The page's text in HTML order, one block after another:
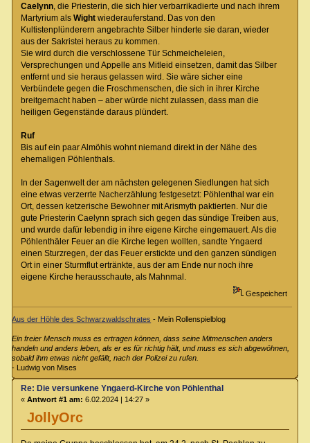
Caelynn, die Priesterin, die sich hier verbarrikadierte und nach ihrem
Martyrium als Wightwiederauferstand. Das von den
Kultistenplünderern angebrachte Silber hinderte sie daran, wieder
aus der Sakristei heraus zu kommen.
Sie wird durch die verschlossene Tür Schmeicheleien,
Versprechungen und Appelle ans Mitleid einsetzen, damit das Silber
entfernt und sie heraus gelassen wird. Sie wäre sicher eine
Verbündete gegen die Froschmenschen, die sich in ihrer Kirche
breitgemacht haben – aber würde nicht zulassen, dass man die
heiligen Gegenstände daraus plündert.
Ruf
Bis auf ein paar Almöhis wohnt niemand direkt in der Nähe des
ehemaligen Pöhlenthals.
In der Sagenwelt der am nächsten gelegenen Siedlungen hat sich
eine etwas verzerrte Nacherzählung festgesetzt: Pöhlenthal war ein
Ort, dessen ketzerische Bewohner mit Arismyth paktierten. Nur die
gute Priesterin Caelynn sprach sich gegen das sündige Treiben aus,
und wurde dafür lebendig in ihre eigene Kirche eingemauert. Als die
Pöhlenthäler Feuer an die Kirche legen wollten, sandte Yngaerd
einen Sturzregen, der das Feuer erstickte und den ganzen sündigen
Ort in einer Sturmflut ertränkte, aus der am Ende nur noch ihre
eigene Kirche herausschaute, als Mahnmal.
Gespeichert
Aus der Höhle des Schwarzwaldschrates - Mein Rollenspielblog
Ein freier Mensch muss es ertragen können, dass seine Mitmenschen anders
handeln und anders leben, als er es für richtig hält, und muss es sich abgewöhnen,
sobald ihm etwas nicht gefällt, nach der Polizei zu rufen.
- Ludwig von Mises
JollyOrc
Re: Die versunkene Yngaerd-Kirche von Pöhlenthal
« Antwort #1 am: 6.02.2024 | 14:27 »